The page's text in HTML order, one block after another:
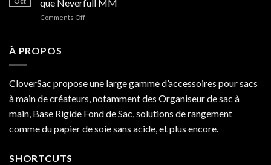
à
Neverfull
que Neverfull MM
Comments Offon
est
meilleur
que
Neverfull
MM
À PROPOS
CloverSac propose une large gamme d’accessoires pour sacs
à main de créateurs, notamment des Organiseur de sac à
main, Base Rigide Fond de Sac, solutions de rangement
comme du papier de soie sans acide, et plus encore.
SHORTCUTS